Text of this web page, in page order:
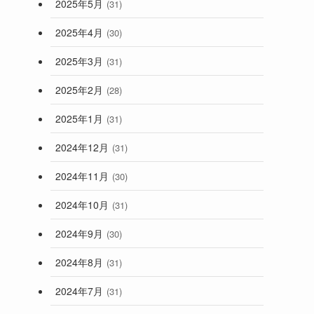
2025年5月 (31)
2025年4月 (30)
2025年3月 (31)
2025年2月 (28)
2025年1月 (31)
2024年12月 (31)
2024年11月 (30)
2024年10月 (31)
2024年9月 (30)
2024年8月 (31)
2024年7月 (31)